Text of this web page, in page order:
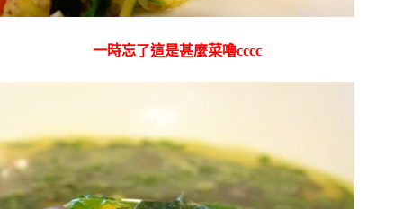
一時忘了這是甚麼菜嚕cccc